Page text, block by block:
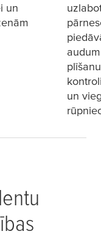
un
un